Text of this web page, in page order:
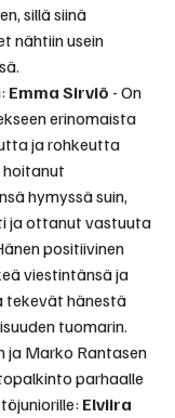
sillä siinä
nähtiin usein
Emma Sirviö - On
erinomaista
ja rohkeutta
hoitanut
hymyssä suin,
ja ottanut vastuuta
positiivinen
viestintänsä ja
tekevät hänestä
tuomarin.
ja Marko Rantasen
parhaalle
Elviira